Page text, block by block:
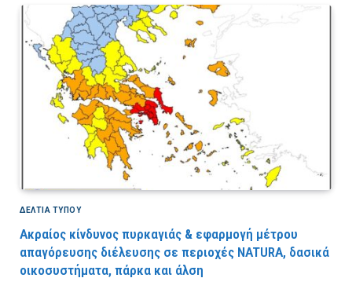
ΔΕΛΤΙΑ ΤΥΠΟΥ
Ακραίος κίνδυνος πυρκαγιάς & εφαρμογή μέτρου
απαγόρευσης διέλευσης σε περιοχές NATURA, δασικά
οικοσυστήματα, πάρκα και άλση